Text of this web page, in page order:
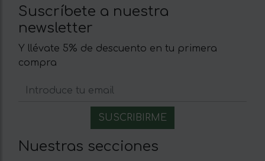
Suscríbete a nuestra
newsletter
Y llévate 5% de descuento en tu primera
compra
Nuestras secciones